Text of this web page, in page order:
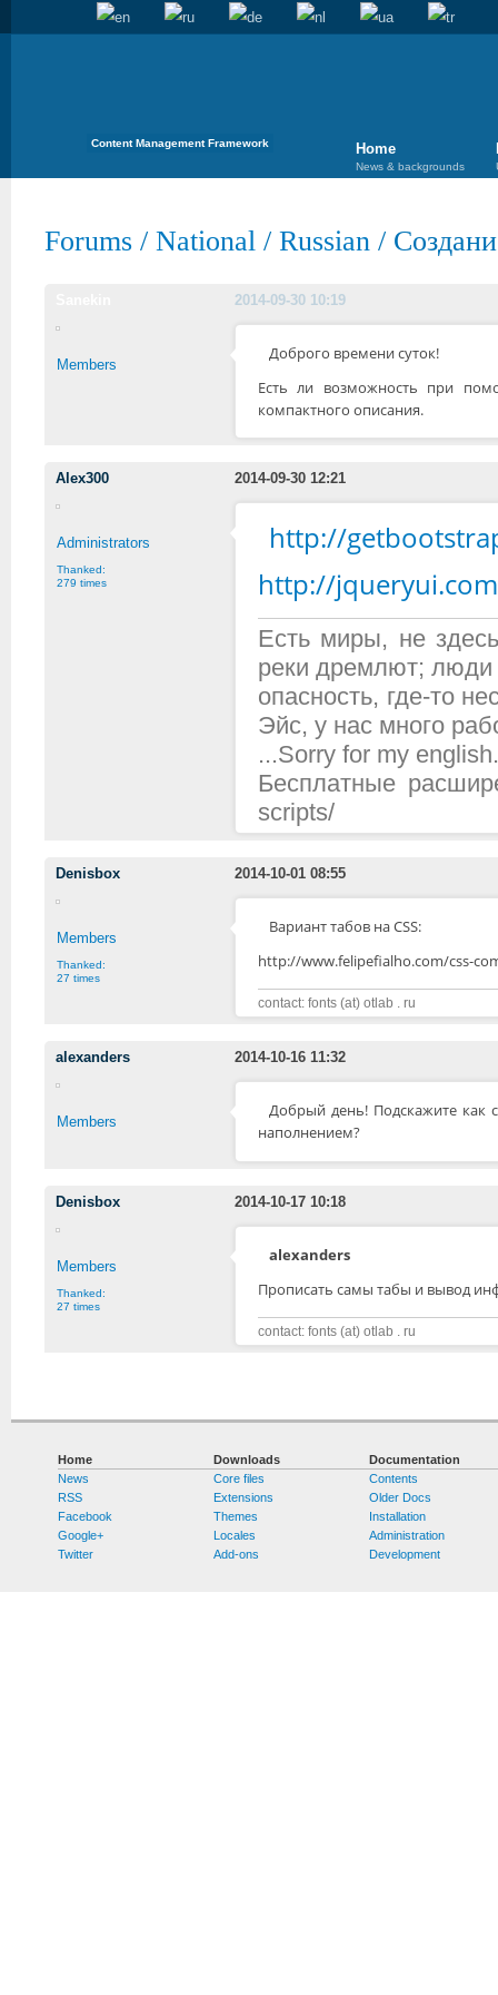
Content Management Framework Home
News & backgrounds
Forums / National / Russian /
2014-09-30 10:19
Members
Доброго времени суток!
Есть ли возможность при
компактного описания.
Alex300 2014-09-30 12:21
Administrators
Thanked:
279 times
http://
http://
Есть миры, не
реки дремлют; люди
опасность, где-то
Эйс, у нас много
...Sorry for my
Бесплатные
scripts/
Denisbox 2014-10-01 08:55
Members
Thanked:
27 times
Вариант табов на CSS:
http://www.felipefialho.com/css-
contact: fonts (at) otlab . ru
alexanders 2014-10-16 11:32
Members
Добрый день! Подскажите как
наполнением?
Denisbox 2014-10-17 10:18
Members
Thanked:
27 times
alexanders
Прописать самы табы и вывод
contact: fonts (at) otlab . ru
Home
News
RSS
Facebook
Google+
Twitter
Downloads
Core files
Extensions
Themes
Locales
Add-ons
Documentation
Contents
Older Docs
Installation
Administration
Development